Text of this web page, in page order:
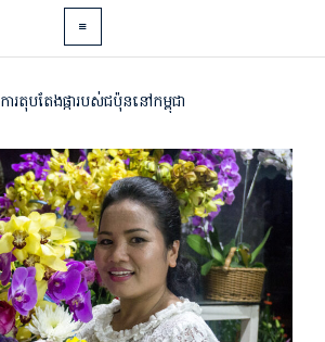
ការតុបតែងផ្ការបស់ជប៉ុននៅកម្ពុជា